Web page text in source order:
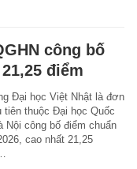
công bố
điểm
Đại học Việt Nhật là đơn
tiên thuộc Đại học Quốc
Nội công bố điểm chuẩn
cao nhất 21,25